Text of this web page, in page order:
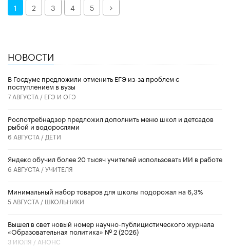
1 2 3 4 5 Далее
НОВОСТИ
В Госдуме предложили отменить ЕГЭ из-за проблем с
поступлением в вузы
7 АВГУСТА / ЕГЭ И ОГЭ
Роспотребнадзор предложил дополнить меню школ и детсадов
рыбой и водорослями
6 АВГУСТА / ДЕТИ
​Яндекс обучил более 20 тысяч учителей использовать ИИ в работе
6 АВГУСТА /УЧИТЕЛЯ
Минимальный набор товаров для школы подорожал на 6,3%
5 АВГУСТА / ШКОЛЬНИКИ
Вышел в свет новый номер научно-публицистического журнала
«Образовательная политика» № 2 (2026)
3 ИЮЛЯ / АНОНС